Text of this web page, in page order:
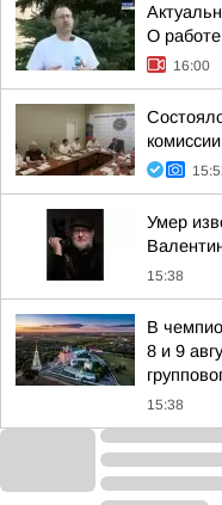
О работе
16:00
Умер
15:38
В
8 и 9
15:38